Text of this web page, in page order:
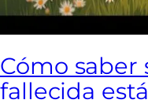
Cómo saber
fallecida